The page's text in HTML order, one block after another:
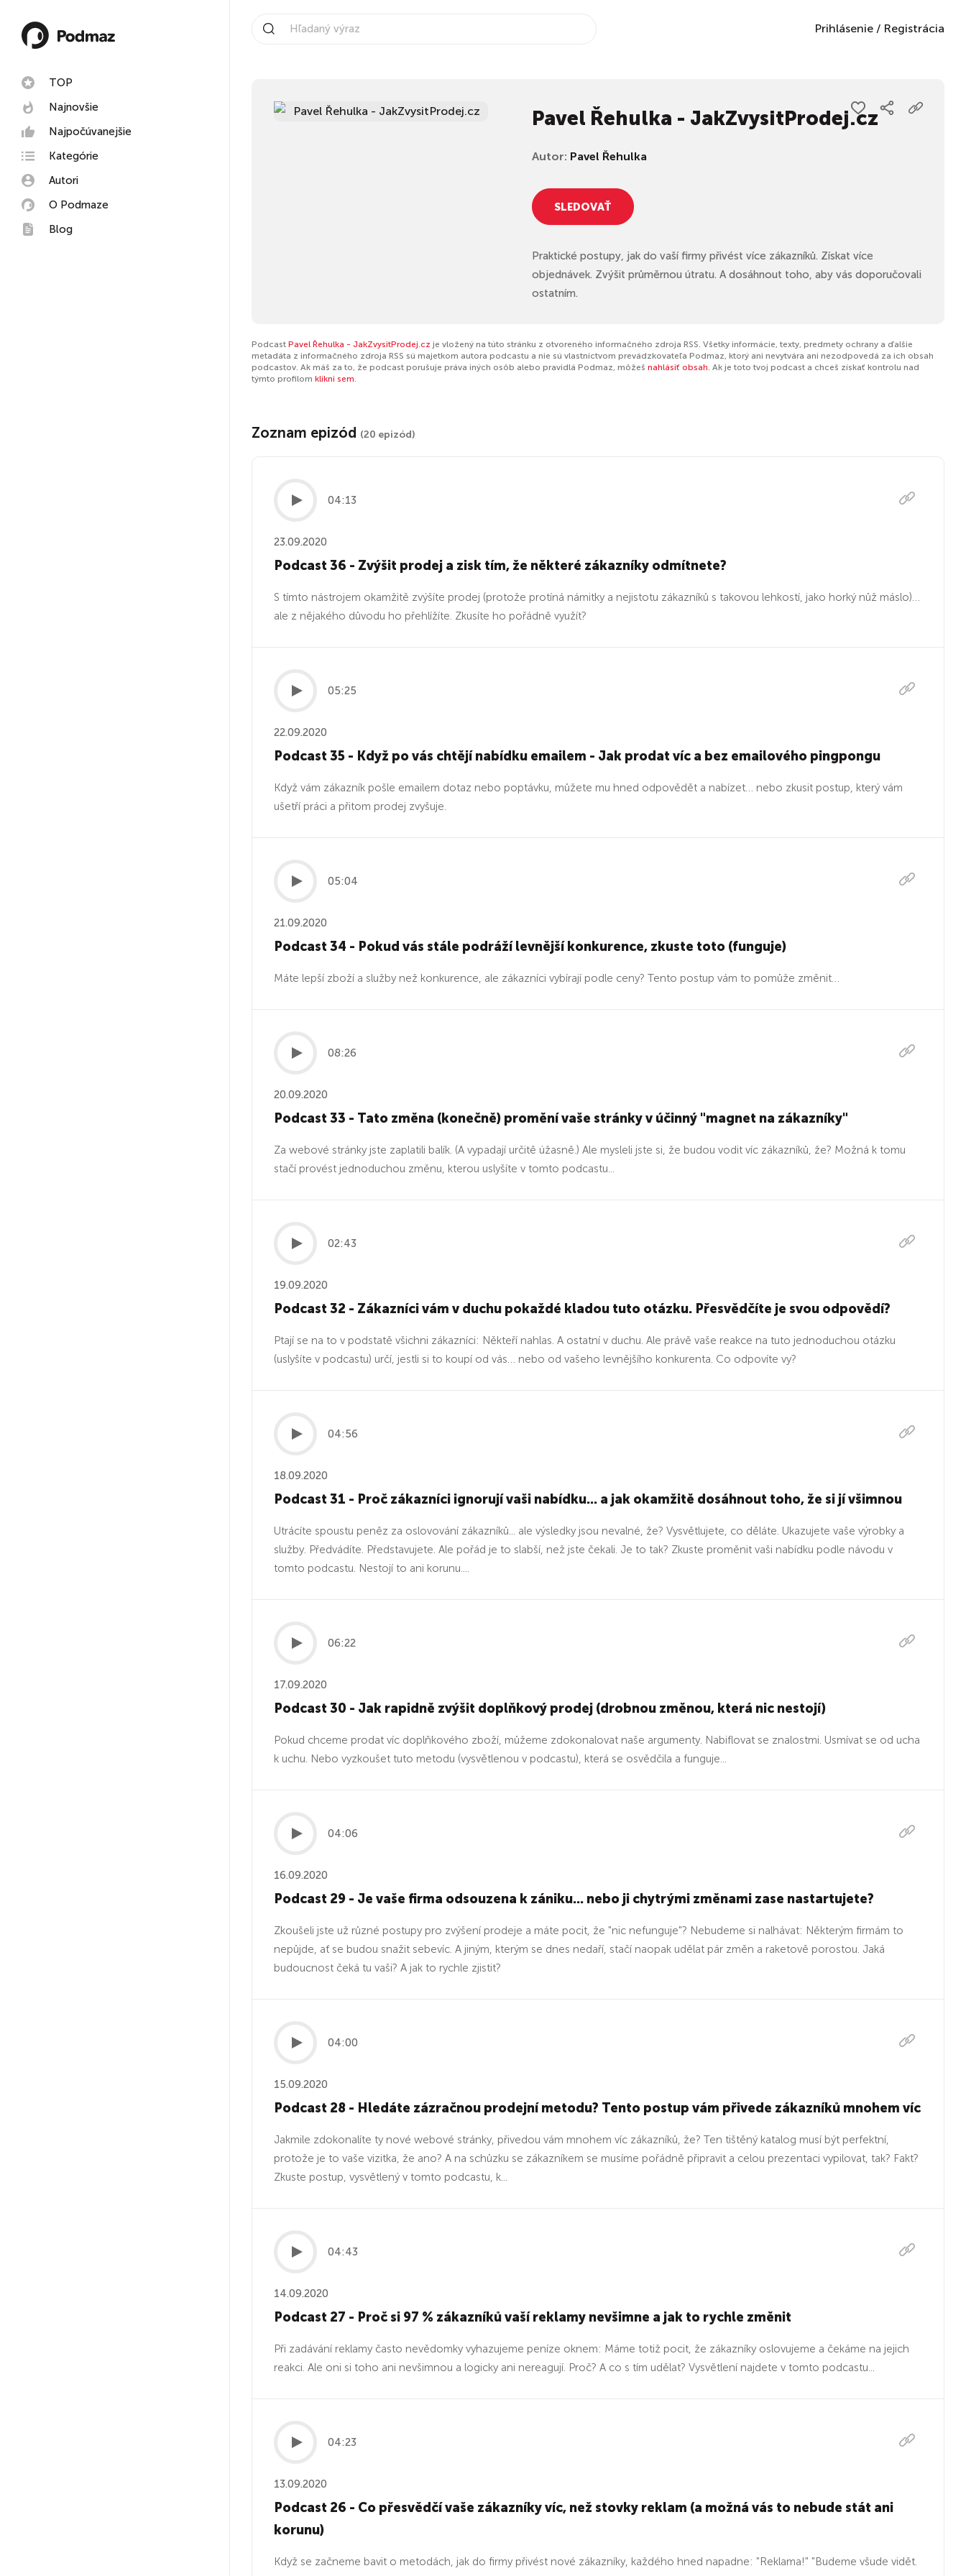
TOP
Najnovšie
Najpočúvanejšie
Kategórie
Autori
O Podmaze
Blog
Prihlásenie / Registrácia
Pavel Řehulka - JakZvysitProdej.cz
Autor: Pavel Řehulka
SLEDOVAŤ
Praktické postupy, jak do vaší firmy přivést více zákazníků. Získat více
objednávek. Zvýšit průměrnou útratu. A dosáhnout toho, aby vás doporučovali
ostatním.
Podcast Pavel Řehulka - JakZvysitProdej.cz je vložený na túto stránku z otvoreného informačného zdroja RSS. Všetky informácie, texty, predmety ochrany a ďalšie
metadáta z informačného zdroja RSS sú majetkom autora podcastu a nie sú vlastníctvom prevádzkovateľa Podmaz, ktorý ani nevytvára ani nezodpovedá za ich obsah
podcastov. Ak máš za to, že podcast porušuje práva iných osôb alebo pravidlá Podmaz, môžeš nahlásiť obsah. Ak je toto tvoj podcast a chceš získať kontrolu nad
týmto profilom klikni sem.
Zoznam epizód (20 epizód)
04:13
23.09.2020
Podcast 36 - Zvýšit prodej a zisk tím, že některé zákazníky odmítnete?
S tímto nástrojem okamžitě zvýšíte prodej (protože protíná námitky a nejistotu zákazníků s takovou lehkostí, jako horký nůž máslo)…
ale z nějakého důvodu ho přehlížíte. Zkusíte ho pořádně využít?
05:25
22.09.2020
Podcast 35 - Když po vás chtějí nabídku emailem - Jak prodat víc a bez emailového pingpongu
Když vám zákazník pošle emailem dotaz nebo poptávku, můžete mu hned odpovědět a nabízet… nebo zkusit postup, který vám
ušetří práci a přitom prodej zvyšuje.
05:04
21.09.2020
Podcast 34 - Pokud vás stále podráží levnější konkurence, zkuste toto (funguje)
Máte lepší zboží a služby než konkurence, ale zákazníci vybírají podle ceny? Tento postup vám to pomůže změnit…
08:26
20.09.2020
Podcast 33 - Tato změna (konečně) promění vaše stránky v účinný "magnet na zákazníky"
Za webové stránky jste zaplatili balík. (A vypadají určitě úžasně.) Ale mysleli jste si, že budou vodit víc zákazníků, že? Možná k tomu
stačí provést jednoduchou změnu, kterou uslyšíte v tomto podcastu...
02:43
19.09.2020
Podcast 32 - Zákazníci vám v duchu pokaždé kladou tuto otázku. Přesvědčíte je svou odpovědí?
Ptají se na to v podstatě všichni zákazníci: Někteří nahlas. A ostatní v duchu. Ale právě vaše reakce na tuto jednoduchou otázku
(uslyšíte v podcastu) určí, jestli si to koupí od vás… nebo od vašeho levnějšího konkurenta. Co odpovíte vy?
04:56
18.09.2020
Podcast 31 - Proč zákazníci ignorují vaši nabídku... a jak okamžitě dosáhnout toho, že si jí všimnou
Utrácíte spoustu peněz za oslovování zákazníků... ale výsledky jsou nevalné, že? Vysvětlujete, co děláte. Ukazujete vaše výrobky a
služby. Předvádíte. Představujete. Ale pořád je to slabší, než jste čekali. Je to tak? Zkuste proměnit vaši nabídku podle návodu v
tomto podcastu. Nestojí to ani korunu....
06:22
17.09.2020
Podcast 30 - Jak rapidně zvýšit doplňkový prodej (drobnou změnou, která nic nestojí)
Pokud chceme prodat víc doplňkového zboží, můžeme zdokonalovat naše argumenty. Nabiflovat se znalostmi. Usmívat se od ucha
k uchu. Nebo vyzkoušet tuto metodu (vysvětlenou v podcastu), která se osvědčila a funguje...
04:06
16.09.2020
Podcast 29 - Je vaše firma odsouzena k zániku... nebo ji chytrými změnami zase nastartujete?
Zkoušeli jste už různé postupy pro zvýšení prodeje a máte pocit, že "nic nefunguje"? Nebudeme si nalhávat: Některým firmám to
nepůjde, ať se budou snažit sebevíc. A jiným, kterým se dnes nedaří, stačí naopak udělat pár změn a raketově porostou. Jaká
budoucnost čeká tu vaši? A jak to rychle zjistit?
04:00
15.09.2020
Podcast 28 - Hledáte zázračnou prodejní metodu? Tento postup vám přivede zákazníků mnohem víc
Jakmile zdokonalíte ty nové webové stránky, přivedou vám mnohem víc zákazníků, že? Ten tištěný katalog musí být perfektní,
protože je to vaše vizitka, že ano? A na schůzku se zákazníkem se musíme pořádně připravit a celou prezentaci vypilovat, tak? Fakt?
Zkuste postup, vysvětlený v tomto podcastu, k...
04:43
14.09.2020
Podcast 27 - Proč si 97 % zákazníků vaší reklamy nevšimne a jak to rychle změnit
Při zadávání reklamy často nevědomky vyhazujeme peníze oknem: Máme totiž pocit, že zákazníky oslovujeme a čekáme na jejich
reakci. Ale oni si toho ani nevšimnou a logicky ani nereagují. Proč? A co s tím udělat? Vysvětlení najdete v tomto podcastu...
04:23
13.09.2020
Podcast 26 - Co přesvědčí vaše zákazníky víc, než stovky reklam (a možná vás to nebude stát ani
korunu)
Když se začneme bavit o metodách, jak do firmy přivést nové zákazníky, každého hned napadne: "Reklama!" "Budeme všude vidět.